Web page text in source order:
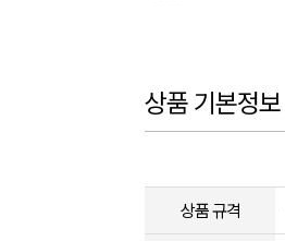
상품 기본정보
상품 규격